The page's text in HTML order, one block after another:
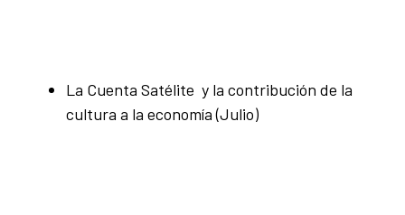
La Cuenta Satélite y la contribución de la
cultura a la economía (Julio)